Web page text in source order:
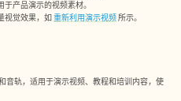
产品演示的视频素材。
视觉效果，如 重新利用演示视频 所示。
音轨，适用于演示视频、教程和培训内容，使
试用